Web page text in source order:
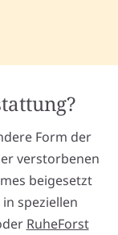
Form der
verstorbenen
beigesetzt
speziellen
RuheForst